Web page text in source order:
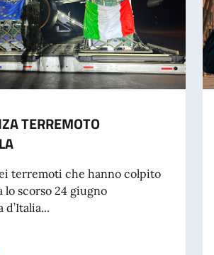
TERREMOTO
terremoti che hanno colpito
lo scorso 24 giugno
d’Italia...